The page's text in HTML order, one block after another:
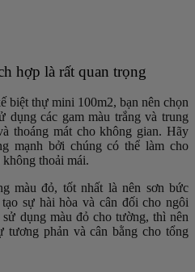
hợp là rất quan trọng
biệt thự mini 100m2, bạn nên chọn
dụng các gam màu trắng và trung
thoáng mát cho không gian. Hãy
mạnh bởi chúng có thể làm cho
thoải mái.
màu đỏ, tốt nhất là nên sơn bức
sự hài hòa và cân đối cho ngôi
dụng màu đỏ cho tường, thì nên
tương phản và cân bằng cho tổng